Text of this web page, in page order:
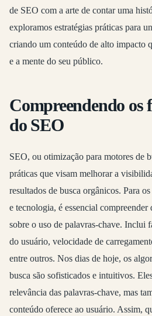
de SEO com a arte de contar uma
exploramos estratégias práticas para
criando um conteúdo de alto impacto
e a mente do seu público.
Compreendendo os
do SEO
SEO, ou otimização para motores de
práticas que visam melhorar a
resultados de busca orgânicos. Para
e tecnologia, é essencial compreender
sobre o uso de palavras-chave. Inclui
do usuário, velocidade de
entre outros. Nos dias de hoje, os
busca são sofisticados e intuitivos.
relevância das palavras-chave, mas
conteúdo oferece ao usuário. Assim,